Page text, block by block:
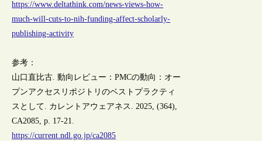
https://www.deltathink.com/news-views-how-
much-will-cuts-to-nih-funding-affect-scholarly-
publishing-activity
参考：
山口直比古. 動向レビュー：PMCの動向：オー
プンアクセスリポジトリのベストプラクティ
スとして. カレントアウェアネス. 2025, (364),
CA2085, p. 17-21.
https://current.ndl.go.jp/ca2085